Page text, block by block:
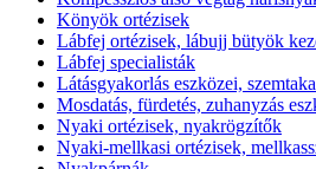
Könyök ortézisek
Lábfej ortézisek, lábujj bütyök
Lábfej specialisták
Látásgyakorlás eszközei,
Mosdatás, fürdetés, zuhanyzás
Nyaki ortézisek, nyakrögzítők
Nyaki-mellkasi ortézisek,